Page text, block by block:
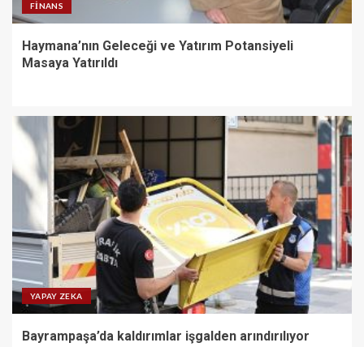
FINANS
Haymana’nın Geleceği ve Yatırım Potansiyeli
Masaya Yatırıldı
YAPAY ZEKA
Bayrampaşa’da kaldırımlar işgalden arındırılıyor